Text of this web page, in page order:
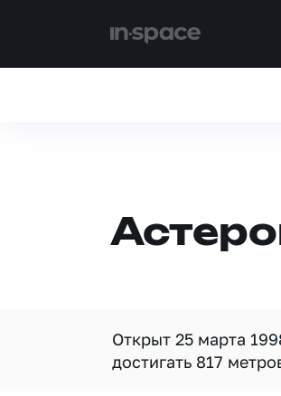
Открыт 25 марта
достигать 817